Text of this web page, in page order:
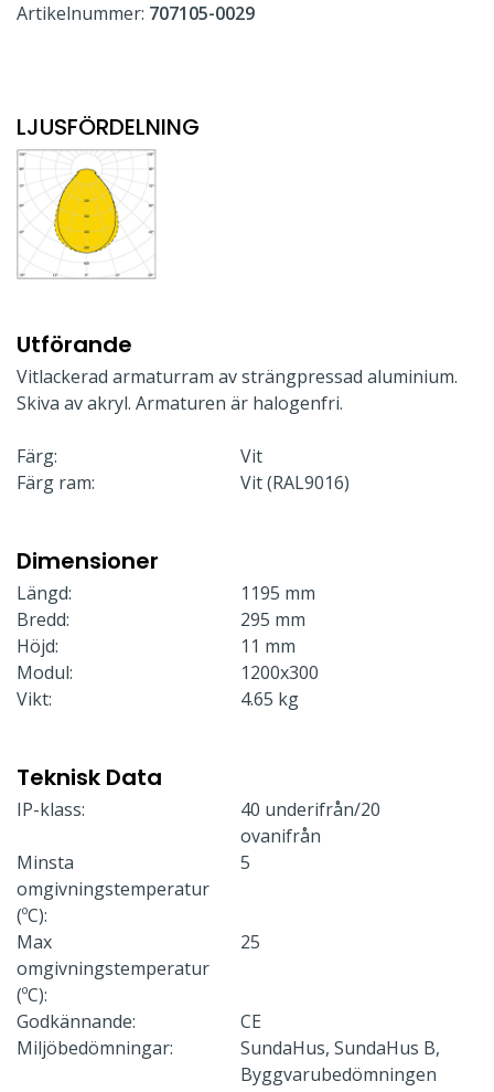
Artikelnummer: 707105-0029
LJUSFÖRDELNING
Utförande
Vitlackerad armaturram av strängpressad aluminium.
Skiva av akryl. Armaturen är halogenfri.
Färg:
Vit
Färg ram:
Vit (RAL9016)
Dimensioner
Längd:
1195 mm
Bredd:
295 mm
Höjd:
11 mm
Modul:
1200x300
Vikt:
4.65 kg
Teknisk Data
IP-klass:
40 underifrån/20
ovanifrån
Minsta
omgivningstemperatur
(ºC):
5
Max
omgivningstemperatur
(ºC):
25
Godkännande:
CE
Miljöbedömningar:
SundaHus, SundaHus B,
Byggvarubedömningen